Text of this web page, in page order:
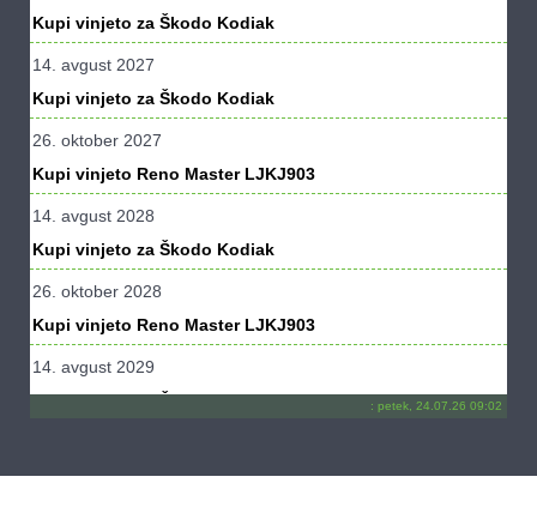
Kupi vinjeto za Škodo Kodiak
14. avgust 2027
Kupi vinjeto za Škodo Kodiak
26. oktober 2027
Kupi vinjeto Reno Master LJKJ903
14. avgust 2028
Kupi vinjeto za Škodo Kodiak
26. oktober 2028
Kupi vinjeto Reno Master LJKJ903
14. avgust 2029
Kupi vinjeto za Škodo Kodiak
Kupi vinjeto Reno Master LJKJ903
: petek, 24.07.26 09:02